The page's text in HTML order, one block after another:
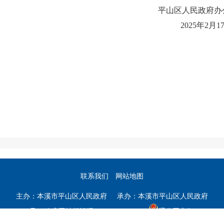
平山区人民政府办
年2月17
联系我们 网站地图
主办：本溪市平山区人民政府 承办：本溪市平山区人民政府
号政府网站标识码：2105020001 辽公网安备